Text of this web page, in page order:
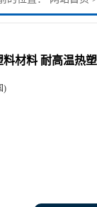
OE003
料材料 耐高温热
)